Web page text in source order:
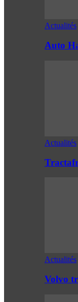
Actualités
Auto
Actualités
Actualités
Volvo